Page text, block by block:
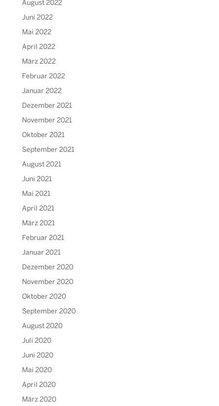
August 2022
Juni 2022
Mai 2022
April 2022
März 2022
Februar 2022
Januar 2022
Dezember 2021
November 2021
Oktober 2021
September 2021
August 2021
Juni 2021
Mai 2021
April 2021
März 2021
Februar 2021
Januar 2021
Dezember 2020
November 2020
Oktober 2020
September 2020
August 2020
Juli 2020
Juni 2020
Mai 2020
April 2020
März 2020